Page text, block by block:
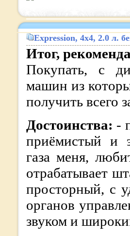
Expression, 4x4, 2.0 л.
Итог,
Покупать, с
машин из
получить всего
Достоинства: -
приёмистый и
газа меня,
отрабатывает
просторный, с
органов
звуком и